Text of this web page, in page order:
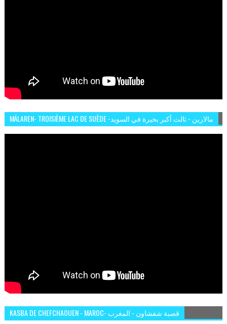
MÄLAREN- TROISIÈME LAC DE SUÈDE -مالارين - ثالث أكبر بحيرة في السويد
KASBA DE CHEFCHAOUEN - MAROC- قصبة شفشاون - المغرب